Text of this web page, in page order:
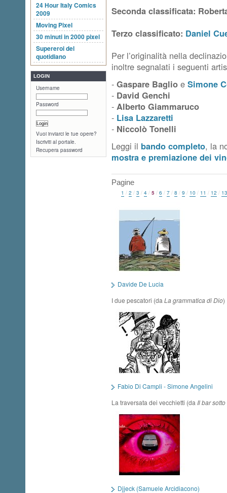
24 Hour Italy Comics
2009
Moving Pixel
30 minuti in 2000 pixel
Supereroi del
quotidiano
LOGIN
Username
Password
Vuoi inviarci le tue opere?
Iscriviti al portale.
Recupera password
Seconda classificata:
Terzo classificato: Daniel
Per l’originalità nella
inoltre segnalati i seguenti
- Gaspare Baglio e Simone
- David Genchi
- Alberto Giammaruco
- Lisa Lazzaretti
- Niccolò Tonelli
Leggi il bando completo, la
mostra e premiazione dei
Pagine
1 / 2 / 3 / 4 / 5 / 6 / 7 / 8 / 9 / 10 / 11 / 12 / 13
Davide De Lucia
I due pescatori (da La grammatica di Dio)
Fabio Di Campli - Simone Angelini
La traversata dei vecchietti (da Il bar
Djjeck (Samuele Arcidiacono)